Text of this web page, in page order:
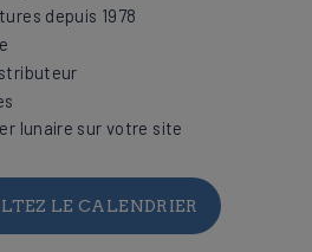
depuis 1978
lunaire sur votre site
LE CALENDRIER